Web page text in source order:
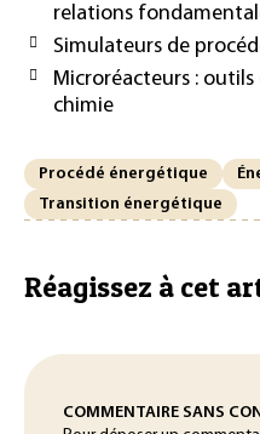
relations
Simulateurs de
Microréacteurs :
chimie
Procédé énergétique
Transition énergétique
Réagissez à cet
COMMENTAIRE SANS